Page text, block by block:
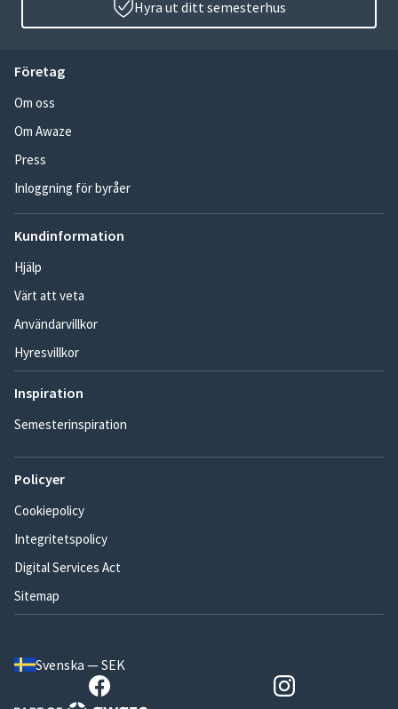
Hyra ut ditt semesterhus
Företag
Om oss
Om Awaze
Press
Inloggning för byråer
Kundinformation
Hjälp
Värt att veta
Användarvillkor
Hyresvillkor
Inspiration
Semesterinspiration
Policyer
Cookiepolicy
Integritetspolicy
Digital Services Act
Sitemap
Svenska — SEK